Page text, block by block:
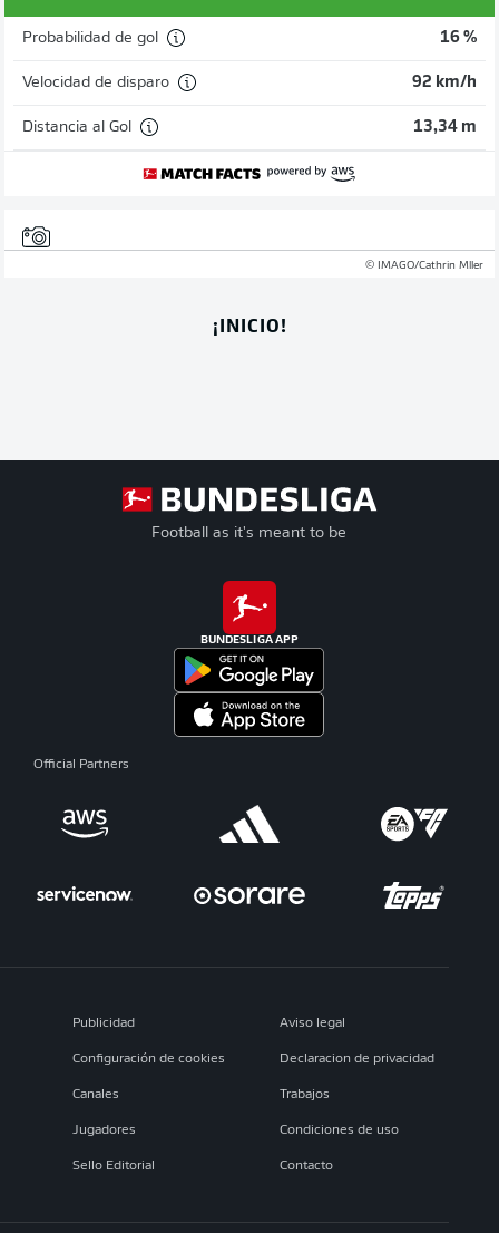
Probabilidad de gol 16 %
Velocidad de disparo 92 km/h
Distancia al Gol 13,34 m
© IMAGO/Cathrin Mller
¡INICIO!
Football as it's meant to be
BUNDESLIGA APP
Official Partners
Publicidad Aviso legal
Configuración de cookies Declaracion de privacidad
Canales Trabajos
Jugadores Condiciones de uso
Sello Editorial Contacto